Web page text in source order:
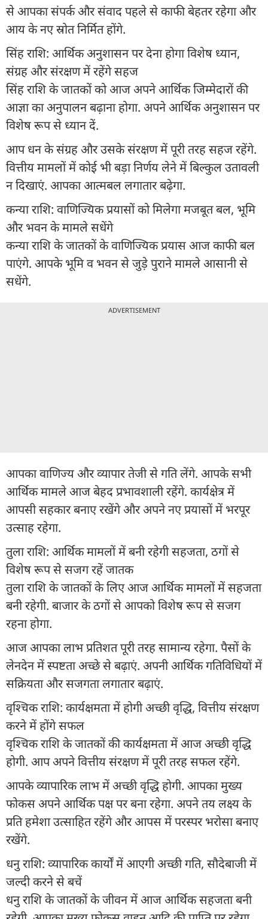
से आपका संपर्क और संवाद पहले से काफी बेहतर रहेगा और
आय के नए स्रोत निर्मित होंगे.
सिंह राशि: आर्थिक अनुशासन पर देना होगा विशेष ध्यान,
संग्रह और संरक्षण में रहेंगे सहज
सिंह राशि के जातकों को आज अपने आर्थिक जिम्मेदारों की
आज्ञा का अनुपालन बढ़ाना होगा. अपने आर्थिक अनुशासन पर
विशेष रूप से ध्यान दें.
आप धन के संग्रह और उसके संरक्षण में पूरी तरह सहज रहेंगे.
वित्तीय मामलों में कोई भी बड़ा निर्णय लेने में बिल्कुल उतावली
न दिखाएं. आपका आत्मबल लगातार बढ़ेगा.
कन्या राशि: वाणिज्यिक प्रयासों को मिलेगा मजबूत बल, भूमि
और भवन के मामले सधेंगे
कन्या राशि के जातकों के वाणिज्यिक प्रयास आज काफी बल
पाएंगे. आपके भूमि व भवन से जुड़े पुराने मामले आसानी से
सधेंगे.
ADVERTISEMENT
आपका वाणिज्य और व्यापार तेजी से गति लेंगे. आपके सभी
आर्थिक मामले आज बेहद प्रभावशाली रहेंगे. कार्यक्षेत्र में
आपसी सहकार बनाए रखेंगे और अपने नए प्रयासों में भरपूर
उत्साह रहेगा.
तुला राशि: आर्थिक मामलों में बनी रहेगी सहजता, ठगों से
विशेष रूप से सजग रहें जातक
तुला राशि के जातकों के लिए आज आर्थिक मामलों में सहजता
बनी रहेगी. बाजार के ठगों से आपको विशेष रूप से सजग
रहना होगा.
आज आपका लाभ प्रतिशत पूरी तरह सामान्य रहेगा. पैसों के
लेनदेन में स्पष्टता अच्छे से बढ़ाएं. अपनी आर्थिक गतिविधियों में
सक्रियता और सजगता लगातार बढ़ाएं.
वृश्चिक राशि: कार्यक्षमता में होगी अच्छी वृद्धि, वित्तीय संरक्षण
करने में होंगे सफल
वृश्चिक राशि के जातकों की कार्यक्षमता में आज अच्छी वृद्धि
होगी. आप अपने वित्तीय संरक्षण में पूरी तरह सफल रहेंगे.
आपके व्यापारिक लाभ में अच्छी वृद्धि होगी. आपका मुख्य
फोकस अपने आर्थिक पक्ष पर बना रहेगा. अपने तय लक्ष्य के
प्रति हमेशा उत्साहित रहेंगे और आपस में परस्पर भरोसा बनाए
रखेंगे.
धनु राशि: व्यापारिक कार्यों में आएगी अच्छी गति, सौदेबाजी में
जल्दी करने से बचें
धनु राशि के जातकों के जीवन में आज आर्थिक सहजता बनी